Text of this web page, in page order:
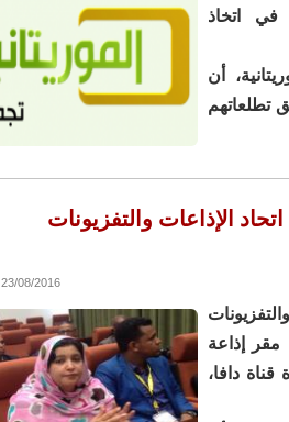
في اتخاذ
أن
تطلعاتهم
الإذاعات والتفزيونات
23/08/2016 - 12:47
مقر إذاعة
دافا،